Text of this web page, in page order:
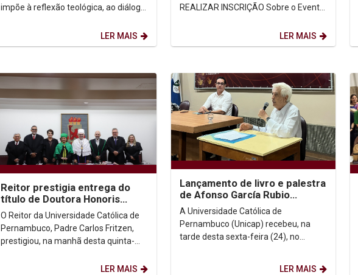
impõe à reflexão teológica, ao diálogo
LER MAIS
REALIZAR INSCRIÇÃO Sobre o Evento
LER MAIS
Reitor prestigia entrega do
título de Doutora Honoris
Causa a Margareth Dalcomo na
UFPE
O Reitor da Universidade Católica de
Pernambuco, Padre Carlos Fritzen,
prestigiou, na manhã desta quinta-
LER MAIS
Lançamento de livro e palestra
de Afonso García Rubio
promovem reflexão sobre fé,
Igreja e esperança
A Universidade Católica de
Pernambuco (Unicap) recebeu, na
tarde desta sexta-feira (24), no
LER MAIS